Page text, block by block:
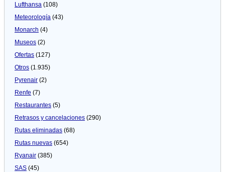
Lufthansa (108)
Meteorologí­a (43)
Monarch (4)
Museos (2)
Ofertas (127)
Otros (1.935)
Pyrenair (2)
Renfe (7)
Restaurantes (5)
Retrasos y cancelaciones (290)
Rutas eliminadas (68)
Rutas nuevas (654)
Ryanair (385)
SAS (45)